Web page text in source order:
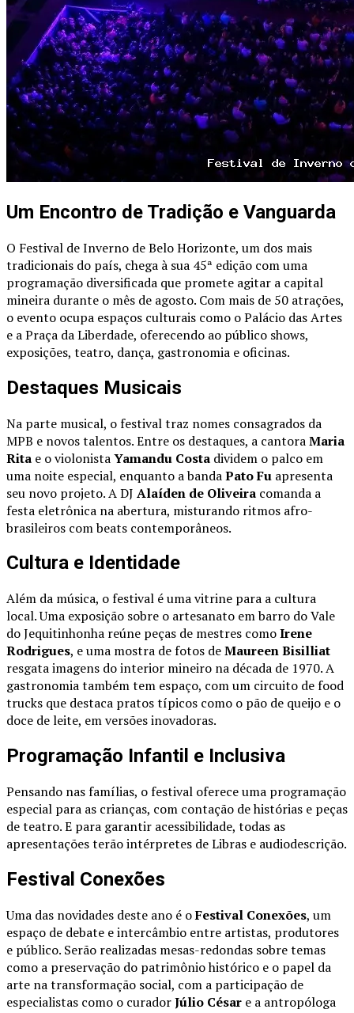
Um Encontro de Tradição e Vanguarda
O Festival de Inverno de Belo Horizonte, um dos mais
tradicionais do país, chega à sua 45ª edição com uma
programação diversificada que promete agitar a capital
mineira durante o mês de agosto. Com mais de 50 atrações,
o evento ocupa espaços culturais como o Palácio das Artes
e a Praça da Liberdade, oferecendo ao público shows,
exposições, teatro, dança, gastronomia e oficinas.
Destaques Musicais
Na parte musical, o festival traz nomes consagrados da
MPB e novos talentos. Entre os destaques, a cantoraMaria
Rita e o violonistaYamandu Costa dividem o palco em
uma noite especial, enquanto a bandaPato Fu apresenta
seu novo projeto. A DJ Alaíden de Oliveira comanda a
festa eletrônica na abertura, misturando ritmos afro-
brasileiros com beats contemporâneos.
Cultura e Identidade
Além da música, o festival é uma vitrine para a cultura
local. Uma exposição sobre o artesanato em barro do Vale
do Jequitinhonha reúne peças de mestres comoIrene
Rodrigues, e uma mostra de fotos deMaureen Bisilliat
resgata imagens do interior mineiro na década de 1970. A
gastronomia também tem espaço, com um circuito de food
trucks que destaca pratos típicos como o pão de queijo e o
doce de leite, em versões inovadoras.
Programação Infantil e Inclusiva
Pensando nas famílias, o festival oferece uma programação
especial para as crianças, com contação de histórias e peças
de teatro. E para garantir acessibilidade, todas as
apresentações terão intérpretes de Libras e audiodescrição.
Festival Conexões
Uma das novidades deste ano é oFestival Conexões, um
espaço de debate e intercâmbio entre artistas, produtores
e público. Serão realizadas mesas-redondas sobre temas
como a preservação do patrimônio histórico e o papel da
arte na transformação social, com a participação de
especialistas como o curadorJúlio César e a antropóloga